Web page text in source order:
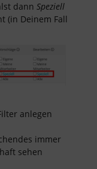
dann Speziell
(in Deinem Fall
anlegen
immer
sehen